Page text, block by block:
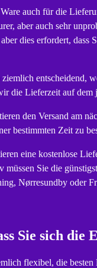
auch für die
aber auch sehr
dies erfordert,
entscheidend,
die Lieferzeit auf
den Versand am
bestimmten Zeit zu
eine kostenlose
müssen Sie die
Nørresundby oder
Sie sich die
flexibel, die